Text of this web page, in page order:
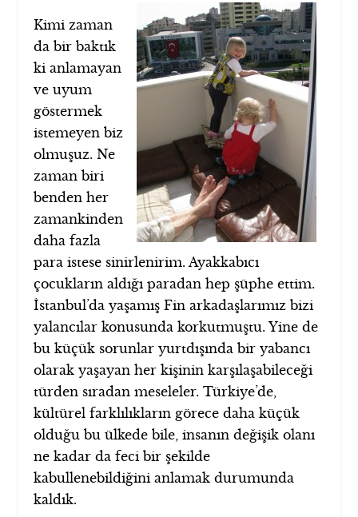
Kimi zaman
da bir baktık
ki anlamayan
ve uyum
göstermek
istemeyen biz
olmuşuz. Ne
zaman biri
benden her
zamankinden
daha fazla
para istese sinirlenirim. Ayakkabıcı
çocukların aldığı paradan hep şüphe ettim.
İstanbul’da yaşamış Fin arkadaşlarımız bizi
yalancılar konusunda korkutmuştu. Yine de
bu küçük sorunlar yurtdışında bir yabancı
olarak yaşayan her kişinin karşılaşabileceği
türden sıradan meseleler. Türkiye’de,
kültürel farklılıkların görece daha küçük
olduğu bu ülkede bile, insanın değişik olanı
ne kadar da feci bir şekilde
kabullenebildiğini anlamak durumunda
kaldık.